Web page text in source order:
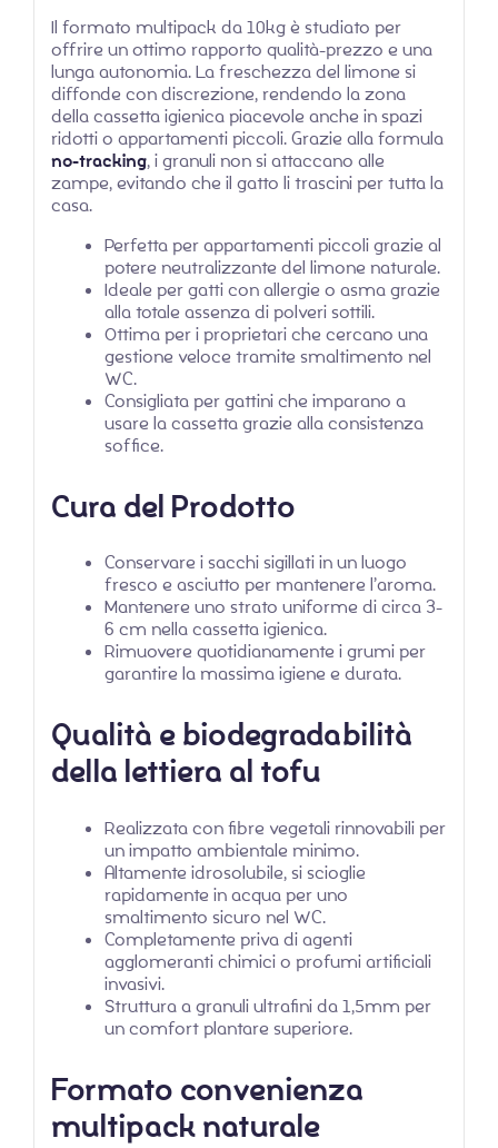
Il formato multipack da 10kg è studiato per
offrire un ottimo rapporto qualità-prezzo e una
lunga autonomia. La freschezza del limone si
diffonde con discrezione, rendendo la zona
della cassetta igienica piacevole anche in spazi
ridotti o appartamenti piccoli. Grazie alla formula
no-tracking, i granuli non si attaccano alle
zampe, evitando che il gatto li trascini per tutta la
casa.
Perfetta per appartamenti piccoli grazie al
potere neutralizzante del limone naturale.
Ideale per gatti con allergie o asma grazie
alla totale assenza di polveri sottili.
Ottima per i proprietari che cercano una
gestione veloce tramite smaltimento nel
WC.
Consigliata per gattini che imparano a
usare la cassetta grazie alla consistenza
soffice.
Cura del Prodotto
Conservare i sacchi sigillati in un luogo
fresco e asciutto per mantenere l’aroma.
Mantenere uno strato uniforme di circa 3-
6 cm nella cassetta igienica.
Rimuovere quotidianamente i grumi per
garantire la massima igiene e durata.
Qualità e biodegradabilità
della lettiera al tofu
Realizzata con fibre vegetali rinnovabili per
un impatto ambientale minimo.
Altamente idrosolubile, si scioglie
rapidamente in acqua per uno
smaltimento sicuro nel WC.
Completamente priva di agenti
agglomeranti chimici o profumi artificiali
invasivi.
Struttura a granuli ultrafini da 1,5mm per
un comfort plantare superiore.
Formato convenienza
multipack naturale